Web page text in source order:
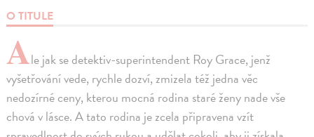
O TITULE
Ale jak se detektiv-superintendent Roy Grace, jenž
vyšetřování vede, rychle dozví, zmizela též jedna věc
nedozírné ceny, kterou mocná rodina staré ženy nade vše
chová v lásce. A tato rodina je zcela připravena vzít